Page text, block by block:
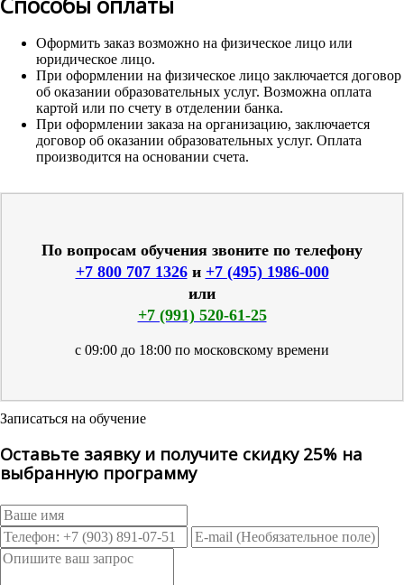
Оформить заказ возможно на физическое лицо или
юридическое лицо.
При оформлении на физическое лицо заключается договор
об оказании образовательных услуг. Возможна оплата
картой или по счету в отделении банка.
При оформлении заказа на организацию, заключается
договор об оказании образовательных услуг. Оплата
производится на основании счета.
По вопросам обучения звоните по телефону
+7 800 707 1326и +7 (495) 1986-000
или
+7 (991) 520-61-25
с 09:00 до 18:00 по московскому времени
Записаться на обучение
Оставьте заявку и получите скидку 25% на
выбранную программу